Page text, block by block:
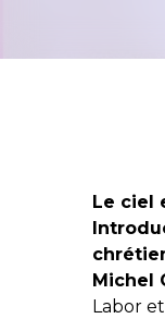
Le ciel
Michel
Labor et